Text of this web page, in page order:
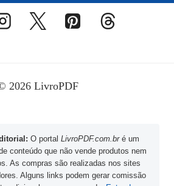
2026 LivroPDF
O portal LivroPDF.com.bré um
conteúdo que não vende produtos nem
As compras são realizadas nos sites
Alguns links podem gerar comissão